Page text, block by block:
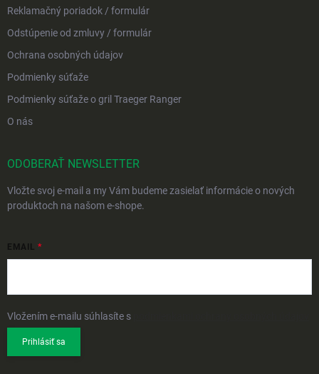
Reklamačný poriadok / formulár
Odstúpenie od zmluvy / formulár
Ochrana osobných údajov
Podmienky súťaže
Podmienky súťaže o gril Traeger Ranger
O nás
ODOBERAŤ NEWSLETTER
Vložte svoj e-mail a my Vám budeme zasielať informácie o nových
produktoch na našom e-shope.
EMAIL
Vložením e-mailu súhlasíte s
Prihlásiť sa